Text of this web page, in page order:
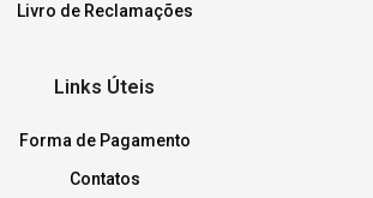
Livro de Reclamações
Links Úteis
Forma de Pagamento
Contatos